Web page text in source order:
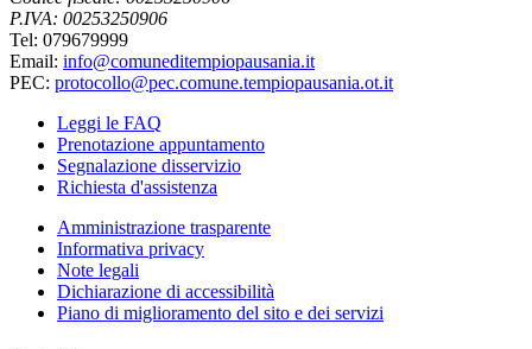
P.IVA: 00253250906
Tel: 079679999
Email: info@comuneditempiopausania.it
PEC: protocollo@pec.comune.tempiopausania.ot.it
Leggi le FAQ
Prenotazione appuntamento
Segnalazione disservizio
Richiesta d'assistenza
Amministrazione trasparente
Informativa privacy
Note legali
Dichiarazione di accessibilità
Piano di miglioramento del sito e dei servizi